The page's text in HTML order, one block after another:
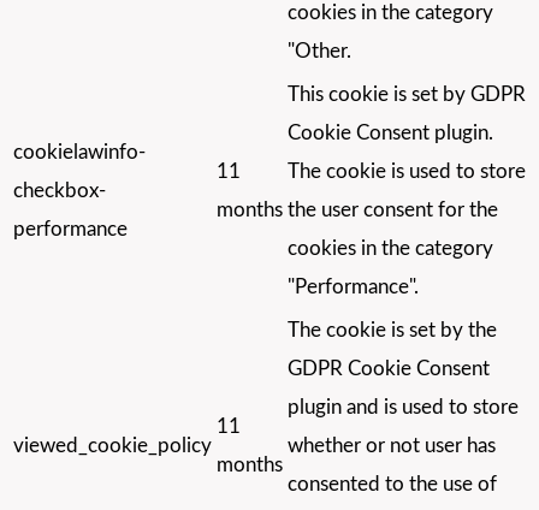
cookies in the category
"Other.
cookielawinfo-
checkbox-
performance
11
months
This cookie is set by GDPR
Cookie Consent plugin.
The cookie is used to store
the user consent for the
cookies in the category
"Performance".
viewed_cookie_policy
11
months
The cookie is set by the
GDPR Cookie Consent
plugin and is used to store
whether or not user has
consented to the use of